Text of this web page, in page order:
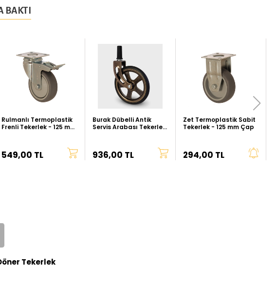
BAKTI
Rulmanlı Termoplastik
Frenli Tekerlek - 125 mm
549,00 TL
Burak Dübelli Antik
Servis Arabası Tekerleği
936,00 TL
Zet Termoplastik Sabit
Tekerlek - 125 mm Çap
294,00 TL
Tekerlek